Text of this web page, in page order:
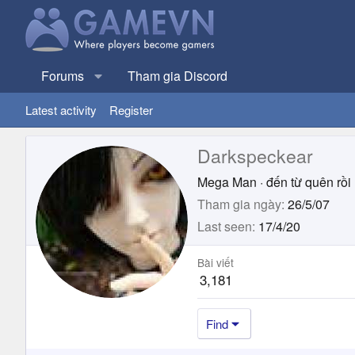
Forums Tham gia Discord
Latest activity Register
Darkspeckear
Mega Man · đến từquên rồi
Tham gia ngày 26/5/07
Last seen 17/4/20
Bài viết
3,181
Find